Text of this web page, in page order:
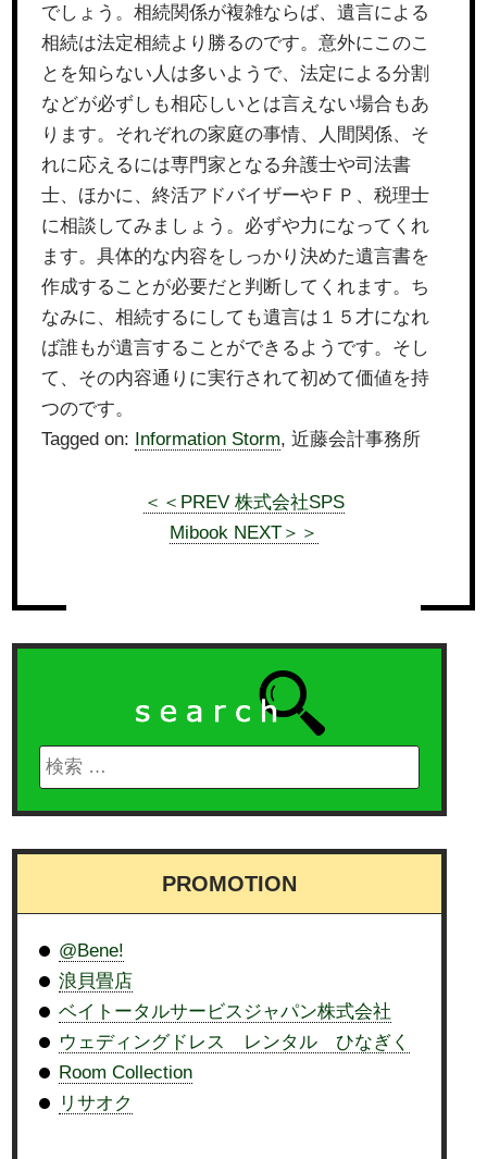
でしょう。相続関係が複雑ならば、遺言による
相続は法定相続より勝るのです。意外にこのこ
とを知らない人は多いようで、法定による分割
などが必ずしも相応しいとは言えない場合もあ
ります。それぞれの家庭の事情、人間関係、そ
れに応えるには専門家となる弁護士や司法書
士、ほかに、終活アドバイザーやＦＰ、税理士
に相談してみましょう。必ずや力になってくれ
ます。具体的な内容をしっかり決めた遺言書を
作成することが必要だと判断してくれます。ち
なみに、相続するにしても遺言は１５才になれ
ば誰もが遺言することができるようです。そし
て、その内容通りに実行されて初めて価値を持
つのです。
Tagged on: Information Storm, 近藤会計事務所
＜＜PREV 株式会社SPS
Mibook NEXT＞＞
PROMOTION
@Bene!
浪貝畳店
ベイトータルサービスジャパン株式会社
ウェディングドレス レンタル ひなぎく
Room Collection
リサオク